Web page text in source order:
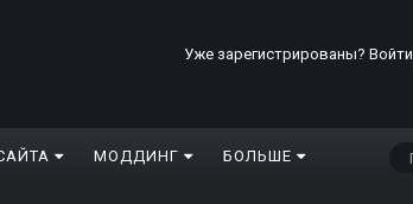
Уже зарегистрированы? Войти
МОДДИНГ БОЛЬШЕ